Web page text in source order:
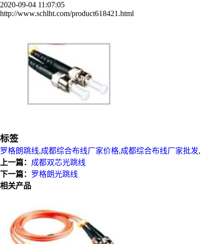
2020-09-04 11:07:05
http://www.schlht.com/product618421.html
标签
罗格朗跳线,成都综合布线厂家价格,成都综合布线厂家批发,
上一篇： 成都双芯光跳线
下一篇： 罗格朗光跳线
相关产品